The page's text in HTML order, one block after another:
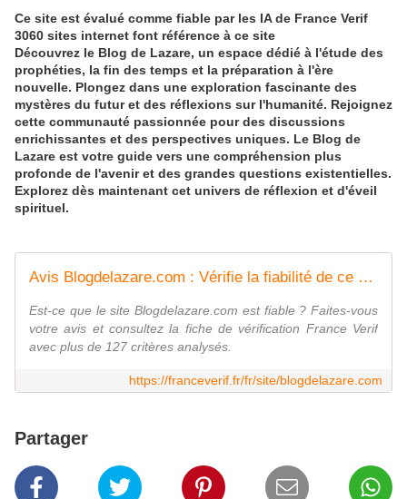
Ce site est évalué comme fiable par les IA de France Verif
3060 sites internet font référence à ce site
Découvrez le Blog de Lazare, un espace dédié à l'étude des
prophéties, la fin des temps et la préparation à l'ère
nouvelle. Plongez dans une exploration fascinante des
mystères du futur et des réflexions sur l'humanité. Rejoignez
cette communauté passionnée pour des discussions
enrichissantes et des perspectives uniques. Le Blog de
Lazare est votre guide vers une compréhension plus
profonde de l'avenir et des grandes questions existentielles.
Explorez dès maintenant cet univers de réflexion et d'éveil
spirituel.
Avis Blogdelazare.com : Vérifie la fiabilité de ce site - FranceVerif
Est-ce que le site Blogdelazare.com est fiable ? Faites-vous
votre avis et consultez la fiche de vérification France Verif
avec plus de 127 critères analysés.
https://franceverif.fr/fr/site/blogdelazare.com
Partager